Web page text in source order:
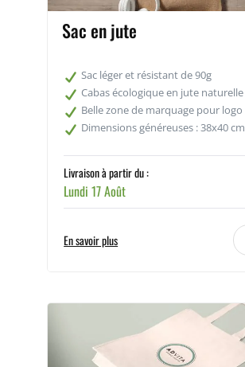
Sac en jute
Sac léger et résistant de 90g
Cabas écologique en jute naturelle
Belle zone de marquage pour logo
Dimensions généreuses : 38x40 cm
Livraison à partir du :
Lundi 17 Août
En savoir plus